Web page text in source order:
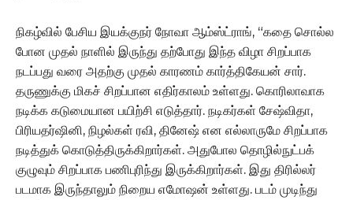
நிகழ்வில் பேசிய இயக்குநர் நோவா ஆம்ஸ்ட்ராங், “கதை சொல்ல
போன முதல் நாளில் இருந்து தற்போது இந்த விழா சிறப்பாக
நடப்பது வரை அதற்கு முதல் காரணம் கார்த்திகேயன் சார்.
தருணுக்கு மிகச் சிறப்பான எதிர்காலம் உள்ளது. கொரிலாவாக
நடிக்க கடுமையான பயிற்சி எடுத்தார். நடிகர்கள் சேஷ்விதா,
பிரியதர்ஷினி, நிழல்கள் ரவி, தினேஷ் என எல்லாருமே சிறப்பாக
நடித்துக் கொடுத்திருக்கிறார்கள். அதுபோல தொழில்நுட்பக்
குழுவும் சிறப்பாக பணிபுரிந்து இருக்கிறார்கள். இது திரில்லர்
படமாக இருந்தாலும் நிறைய எமோஷன் உள்ளது. படம் முடிந்து